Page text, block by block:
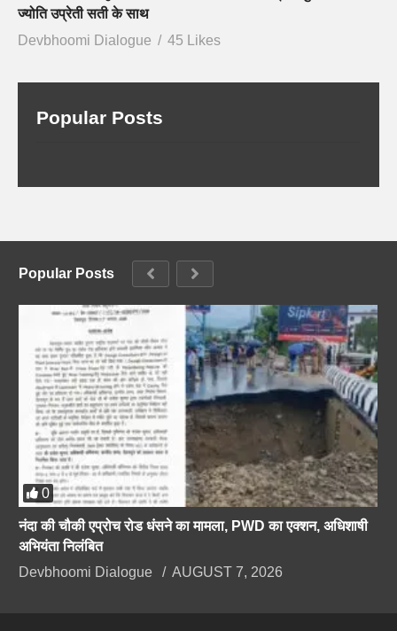
ज्योति उप्रेती सती के साथ
Devbhoomi Dialogue
45 Likes
Popular Posts
Popular Posts
0
नंदा की चौकी एप्रोच रोड धंसने का मामला, PWD का एक्शन, अधिशाषी
अभियंता निलंबित
Devbhoomi Dialogue
AUGUST 7, 2026